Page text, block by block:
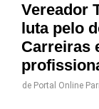
Vereador
luta pelo
Carreiras
de Portal Online